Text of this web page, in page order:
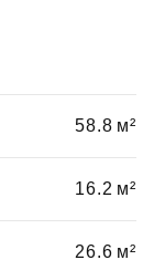
58.8 м²
16.2 м²
26.6 м²